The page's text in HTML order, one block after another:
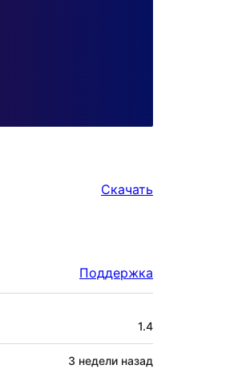
Скачать
Поддержка
1.4
3 недели назад